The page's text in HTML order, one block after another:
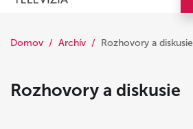
Domov Archív Rozhovory a diskusie
Rozhovory a diskusie